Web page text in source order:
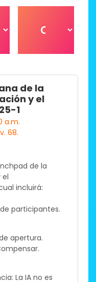
de la
y el
1
a.m.
68.
de la
el
incluirá:
participantes.
apertura.
La IA no es